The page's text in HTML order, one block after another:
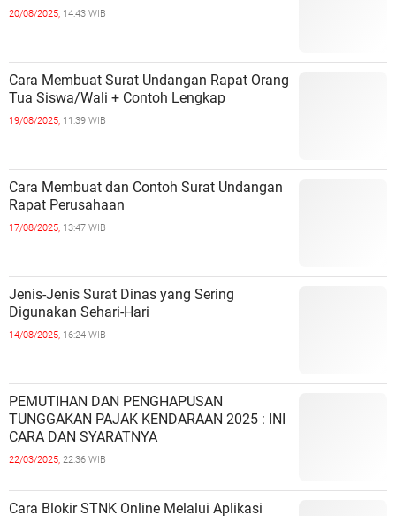
20/08/2025, 14:43 WIB
Cara Membuat Surat Undangan Rapat Orang
Tua Siswa/Wali + Contoh Lengkap
19/08/2025, 11:39 WIB
Cara Membuat dan Contoh Surat Undangan
Rapat Perusahaan
17/08/2025, 13:47 WIB
Jenis-Jenis Surat Dinas yang Sering
Digunakan Sehari-Hari
14/08/2025, 16:24 WIB
PEMUTIHAN DAN PENGHAPUSAN
TUNGGAKAN PAJAK KENDARAAN 2025 : INI
CARA DAN SYARATNYA
22/03/2025, 22:36 WIB
Cara Blokir STNK Online Melalui Aplikasi